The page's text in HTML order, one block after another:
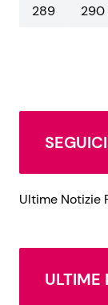
289
290
Ultime Notizie
ULTIME